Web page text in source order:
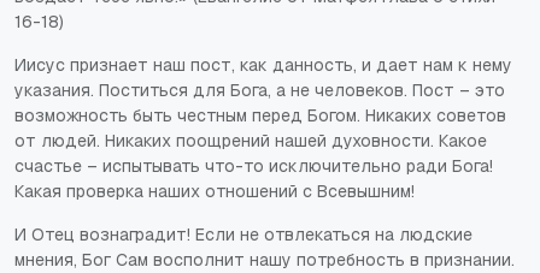
16-18)
Иисус признает наш пост, как данность, и дает нам к нему
указания. Поститься для Бога, а не человеков. Пост – это
возможность быть честным перед Богом. Никаких советов
от людей. Никаких поощрений нашей духовности. Какое
счастье – испытывать что-то исключительно ради Бога!
Какая проверка наших отношений с Всевышним!
И Отец вознаградит! Если не отвлекаться на людские
мнения, Бог Сам восполнит нашу потребность в признании.